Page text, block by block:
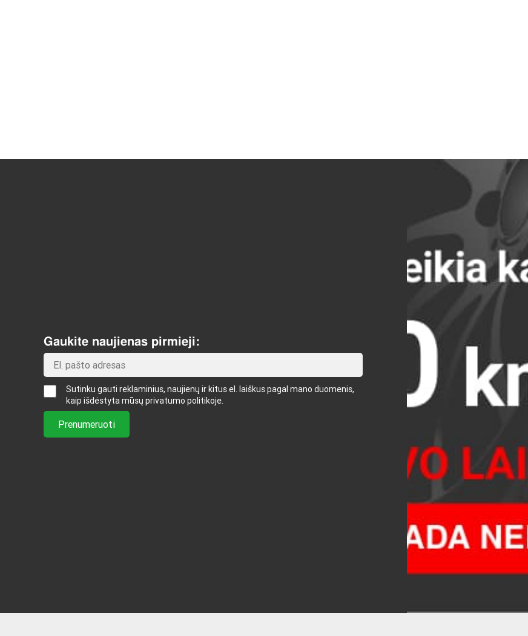
Gaukite naujienas pirmieji:
Sutinku gauti reklaminius, naujienų ir kitus el. laiškus pagal mano duomenis,
kaip išdėstyta mūsų privatumo politikoje.